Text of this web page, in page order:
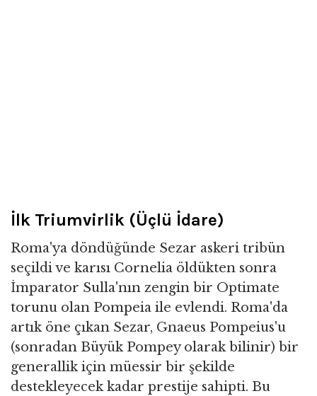
İlk Triumvirlik (Üçlü İdare)
Roma'ya döndüğünde Sezar askeri tribün
seçildi ve karısı Cornelia öldükten sonra
İmparator Sulla'nın zengin bir Optimate
torunu olan Pompeia ile evlendi. Roma'da
artık öne çıkan Sezar, Gnaeus Pompeius'u
(sonradan Büyük Pompey olarak bilinir) bir
generallik için müessir bir şekilde
destekleyecek kadar prestije sahipti. Bu